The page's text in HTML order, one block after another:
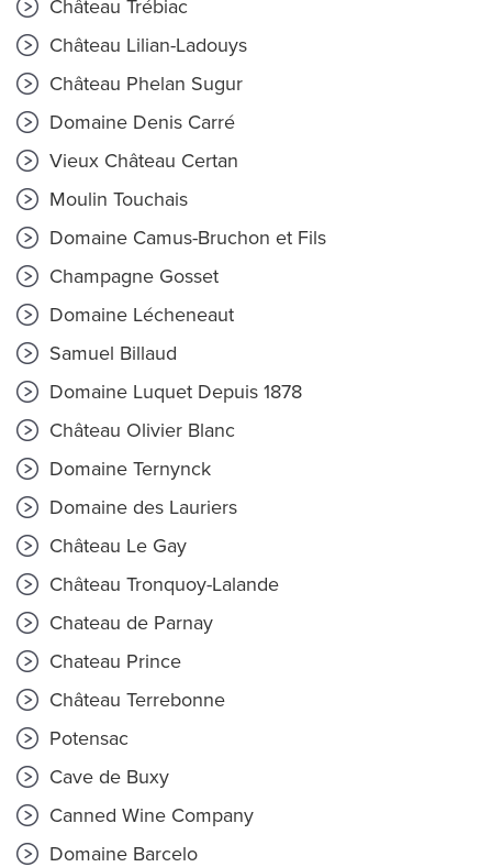
Château Trébiac
Château Lilian-Ladouys
Château Phelan Sugur
Domaine Denis Carré
Vieux Château Certan
Moulin Touchais
Domaine Camus-Bruchon et Fils
Champagne Gosset
Domaine Lécheneaut
Samuel Billaud
Domaine Luquet Depuis 1878
Château Olivier Blanc
Domaine Ternynck
Domaine des Lauriers
Château Le Gay
Château Tronquoy-Lalande
Chateau de Parnay
Chateau Prince
Château Terrebonne
Potensac
Cave de Buxy
Canned Wine Company
Domaine Barcelo